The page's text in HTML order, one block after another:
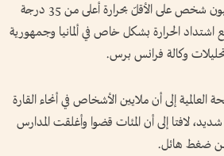
ومن المرتقب أن يتأثّر 191 مليون شخص على الأقلّ بحرارة أعلى من 35 درجة
اشتداد الحرارة بشكل خاص في ألمانيا وجمهورية
وكالة فرانس برس.
العالمية إلى أن ملايين الأشخاص في أنحاء القارة
لافتا إلى أن المئات قضوا وأغلقت المدارس
من ضغط هائل.